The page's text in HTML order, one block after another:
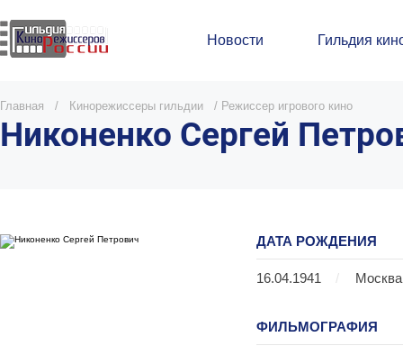
Новости Гильдия
Главная / Кинорежиссеры гильдии / Режиссер игрового кино
Никоненко Сергей
ДАТА РОЖДЕНИЯ
16.04.1941 / Москва
ФИЛЬМОГРАФИЯ